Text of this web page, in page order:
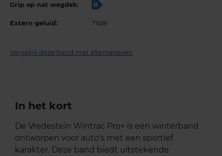
Grip op nat wegdek: B
Extern geluid: 71dB
Vergelijk deze band met alternatieven
In het kort
De Vredestein Wintrac Pro+ is een winterband
ontworpen voor auto's met een sportief
karakter. Deze band biedt uitstekende